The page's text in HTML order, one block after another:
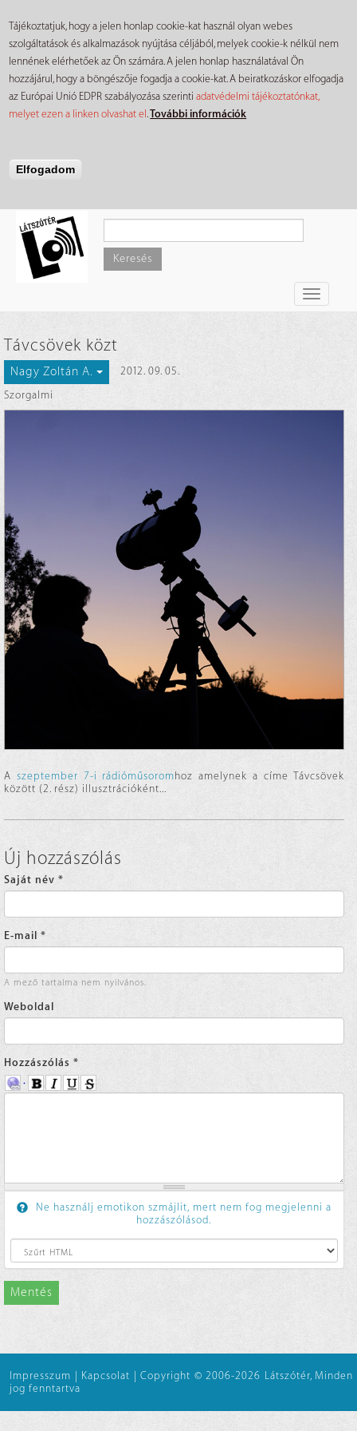
Tájékoztatjuk, hogy a jelen honlap cookie-kat használ olyan webes
szolgáltatások és alkalmazások nyújtása céljából, melyek cookie-k nélkül nem
lennének elérhetőek az Ön számára. A jelen honlap használatával Ön
hozzájárul, hogy a böngészője fogadja a cookie-kat. A beiratkozáskor elfogadja
az Európai Unió EDPR szabályozása szerintiadatvédelmi tájékoztatónkat,
melyet ezen a linken olvashat el.További információk
Elfogadom
tartalomra
Keresés
Toggle
Távcsövek közt
Nagy Zoltán A.
2012. 09. 05.
Szorgalmi
A szeptember 7-i rádióműsoromhoz amelynek a címe Távcsövek
között (2. rész) illusztrációként...
Új hozzászólás
Saját név *
E-mail *
A mező tartalma nem nyilvános.
Weboldal
Hozzászólás *
Ne használj emotikon szmájlit, mert nem fog megjelenni a
hozzászólásod.
Mentés
Impresszum Kapcsolat
Copyright © 2006-2026 Látszótér, Minden
jog fenntartva